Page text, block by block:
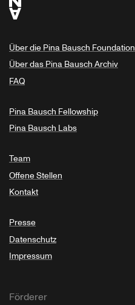
Über die Pina Bausch Foundation
Über das Pina Bausch Archiv
FAQ
Pina Bausch Fellowship
Pina Bausch Labs
Team
Offene Stellen
Kontakt
Presse
Datenschutz
Impressum
Förderer